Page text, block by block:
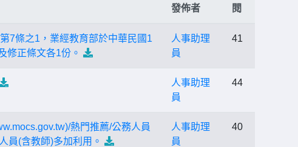
發佈者
閱
7條之1，業經教育部於中華民國1
修正條文各1份。
人事助理
員
41
人事助理
員
44
熱門推薦/公務人員
員(含教師)多加利用。
人事助理
員
40